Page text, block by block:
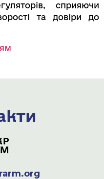
сприяючи
та довіри до